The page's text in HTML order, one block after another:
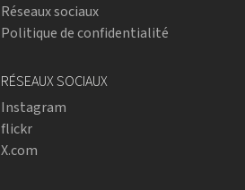
Réseaux sociaux
Politique de confidentialité
RÉSEAUX SOCIAUX
Instagram
flickr
X.com